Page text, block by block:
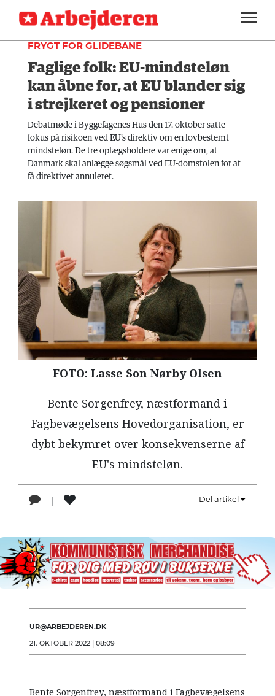
SEKTIONER
ARBEJDEREN
MENER
FAGLIGT
INDLAND
UDLAND
KALENDER
DEBAT
LÆSER
TIL
LÆSER
NAVNE
SOUNDCLOUD
ABONNER
LOG IND
OM
ARBEJDEREN
FRYGT FOR GLIDEBANE
Faglige folk: EU-mindsteløn
kan åbne for, at EU blander sig
i strejkeret og pensioner
Debatmøde i Byggefagenes Hus den 17. oktober satte
fokus på risikoen ved EU's direktiv om en lovbestemt
mindsteløn. De tre oplægsholdere var enige om, at
Danmark skal anlægge søgsmål ved EU-domstolen for at
få direktivet annuleret.
FOTO: Lasse Son Nørby Olsen
Bente Sorgenfrey, næstformand i
Fagbevægelsens Hovedorganisation, er
dybt bekymret over konsekvenserne af
EU's mindsteløn.
Del artikel
UR@ARBEJDEREN.DK
21. OKTOBER 2022 | 08:09
Bente Sorgenfrey, næstformand i Fagbevægelsens